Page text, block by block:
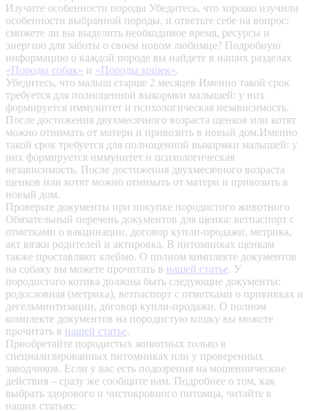
Изучите особенности породы Убедитесь, что хорошо изучили
особенности выбранной породы, и ответьте себе на вопрос:
сможете ли вы выделить необходимое время, ресурсы и
энергию для заботы о своем новом любимце? Подробную
информацию о каждой породе вы найдете в наших разделах
«Породы собак» и «Породы кошек».
Убедитесь, что малыш старше 2 месяцев Именно такой срок
требуется для полноценной выкормки малышей: у них
формируется иммунитет и психологическая независимость.
После достижения двухмесячного возраста щенков или котят
можно отнимать от матери и привозить в новый дом.Именно
такой срок требуется для полноценной выкормки малышей: у
них формируется иммунитет и психологическая
независимость. После достижения двухмесячного возраста
щенков или котят можно отнимать от матери и привозить в
новый дом.
Проверьте документы при покупке породистого животного
Обязательный перечень документов для щенка: ветпаспорт с
отметками о вакцинации, договор купли-продажи, метрика,
акт вязки родителей и актировка. В питомниках щенкам
также проставляют клеймо. О полном комплекте документов
на собаку вы можете прочитать в нашей статье. У
породистого котика должны быть следующие документы:
родословная (метрика), ветпаспорт с отметками о прививках и
дегельминтизации, договор купли-продажи. О полном
комплекте документов на породистую кошку вы можете
прочитать в нашей статье.
Приобретайте породистых животных только в
специализированных питомниках или у проверенных
заводчиков. Если у вас есть подозрения на мошеннические
действия – сразу же сообщите нам. Подробнее о том, как
выбрать здорового и чистокровного питомца, читайте в
наших статьях: